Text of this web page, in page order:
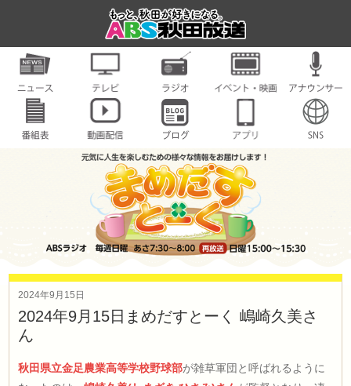
2024年9月15日
2024年9月15日まめだすとーく 嶋崎久美さ
ん
秋田県立金足農業高等学校野球部が雑草軍団と呼ばれるように